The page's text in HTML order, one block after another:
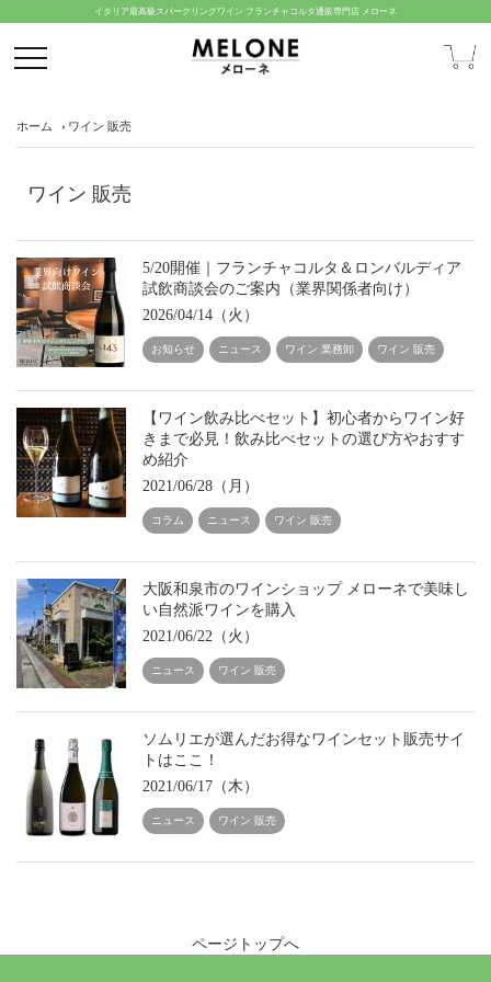
イタリア最高級スパークリングワイン フランチャコルタ通販専門店 メローネ
ホーム ワイン 販売
ワイン 販売
5/20開催｜フランチャコルタ＆ロンバルディア
試飲商談会のご案内（業界関係者向け）
2026/04/14（火）
お知らせ ニュース ワイン 業務卸 ワイン 販売
【ワイン飲み比べセット】初心者からワイン好
きまで必見！飲み比べセットの選び方やおすす
め紹介
2021/06/28（月）
コラム ニュース ワイン 販売
大阪和泉市のワインショップ メローネで美味し
い自然派ワインを購入
2021/06/22（火）
ニュース ワイン 販売
ソムリエが選んだお得なワインセット販売サイ
トはここ！
2021/06/17（木）
ニュース ワイン 販売
ページトップへ